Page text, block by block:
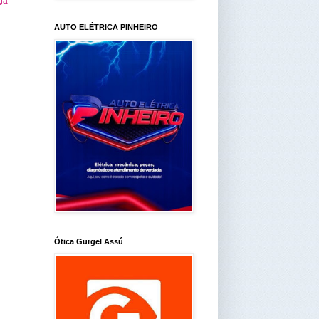
AUTO ELÉTRICA PINHEIRO
Ótica Gurgel Assú